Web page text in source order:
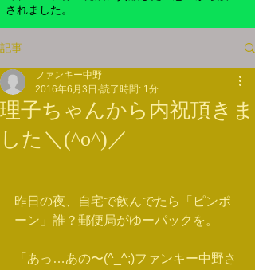
されました。
記事
理子ちゃんから内祝頂きま
した＼(^o^)／
ファンキー中野
2016年6月3日 読了時間: 1分
昨日の夜、自宅で飲んでたら「ピンポ
ーン」誰？郵便局がゆーパックを。
「あっ…あの〜(^_^;)ファンキー中野さ